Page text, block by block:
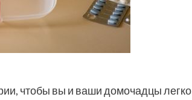
чтобы вы и ваши домочадцы легко